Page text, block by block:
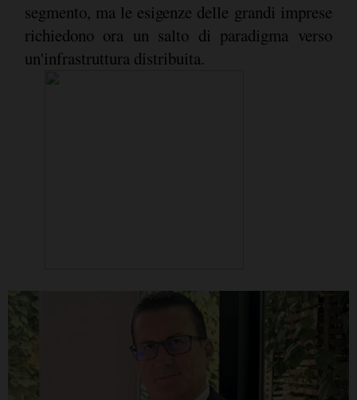
segmento, ma le esigenze delle grandi imprese
richiedono ora un salto di paradigma verso
un'infrastruttura distribuita.